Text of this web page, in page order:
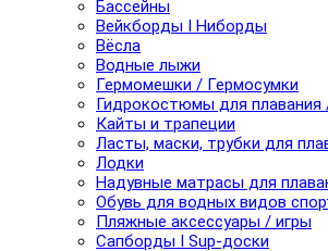
Бассейны
Вейкборды I Ниборды
Вёсла
Водные лыжи
Гермомешки / Гермосумки
Гидрокостюмы для
Кайты и трапеции
Ласты, маски, трубки для
Лодки
Надувные матрасы для
Обувь для водных видов
Пляжные аксессуары / игры
Сапборды I Sup-доски